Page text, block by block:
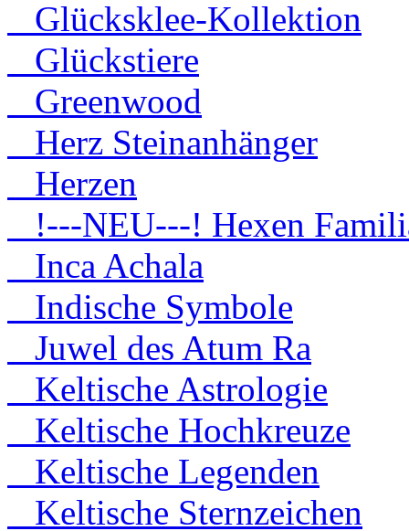
Glücksklee-Kollektion
Glückstiere
Greenwood
Herz Steinanhänger
Herzen
!---NEU---! Hexen
Inca Achala
Indische Symbole
Juwel des Atum Ra
Keltische Astrologie
Keltische Hochkreuze
Keltische Legenden
Keltische Sternzeichen